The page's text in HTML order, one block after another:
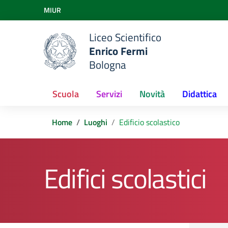
Vai ai contenuti
Vai al menu di navigazione
Vai al footer
MIUR
Liceo Scientifico
Enrico Fermi
Bologna
Scuola Servizi Novità Didattica
Home Luoghi Edificio scolastico
Edifici scolastici